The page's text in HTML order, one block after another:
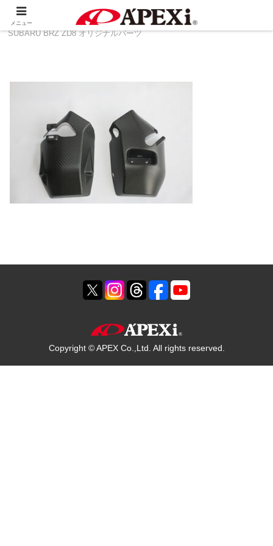
製品情報 その他
TOYOTA 86 ZN8 ＆
SUBARU BRZ ZD8 オリジナルパーツ
Copyright © APEX Co.,Ltd. All rights reserved.
メニュー